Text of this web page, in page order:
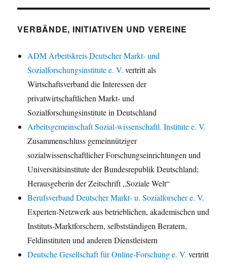
VERBÄNDE, INITIATIVEN UND VEREINE
ADM Arbeitskreis Deutscher Markt- und
Sozialforschungsinstitute e. V. vertritt als
Wirtschaftsverband die Interessen der
privatwirtschaftlichen Markt- und
Sozialforschungsinstitute in Deutschland
Arbeitsgemeinschaft Sozial-wissenschaftl. Institute e. V.
Zusammenschluss gemeinnütziger
sozialwissenschaftlicher Forschungseinrichtungen und
Universitätsinstitute der Bundesrepublik Deutschland;
Herausgeberin der Zeitschrift „Soziale Welt“
Berufsverband Deutscher Markt- u. Sozialforscher e. V.
Experten-Netzwerk aus betrieblichen, akademischen und
Instituts-Marktforschern, selbstständigen Beratern,
Feldinstituten und anderen Dienstleistern
Deutsche Gesellschaft für Online-Forschung e. V. vertritt